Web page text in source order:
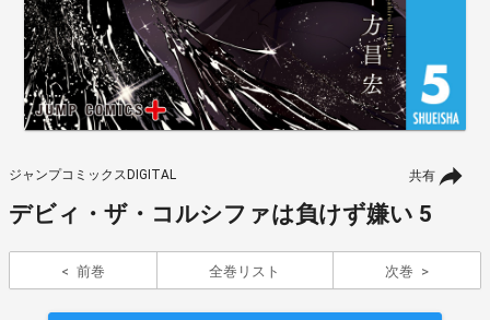
共有
ジャンプコミックスDIGITAL
デビィ・ザ・コルシファは負けず嫌い 5
前巻 全巻リスト 次巻